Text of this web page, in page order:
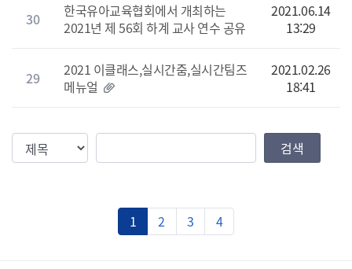
30
한국유아교육협회에서 개최하는
2021년 제 56회 하계 교사 연수 공유
2021.06.14
13:29
29
2021 이클래스,실시간줌,실시간팀즈
메뉴얼
2021.02.26
18:41
검색조건 검색값 검색
1 2 3 4